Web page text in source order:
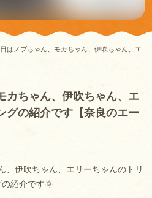
ノブちゃん、モカちゃん、伊吹ちゃん、エリーちゃんのトリミングの紹介です【奈良のエース動物病院】
カちゃん、伊吹ちゃん、エ
グの紹介です【奈良のエー
、伊吹ちゃん、エリーちゃんのトリ
の紹介です🌞